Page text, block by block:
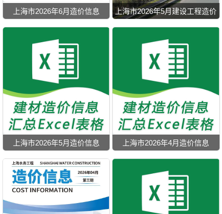
上海市2026年6月造价信息
上海市2026年5月建设工程造价
信息
上海市2026年5月造价信息 上海市2026年4月造价信息